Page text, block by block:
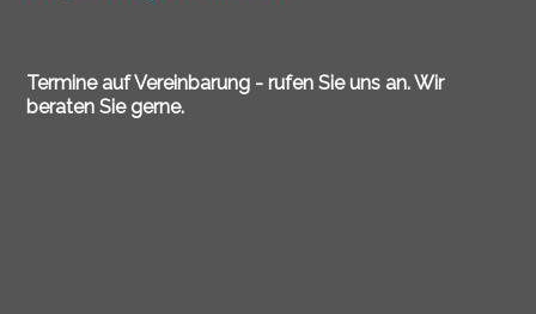
Termine auf Vereinbarung - rufen Sie uns an. Wir
beraten Sie gerne.